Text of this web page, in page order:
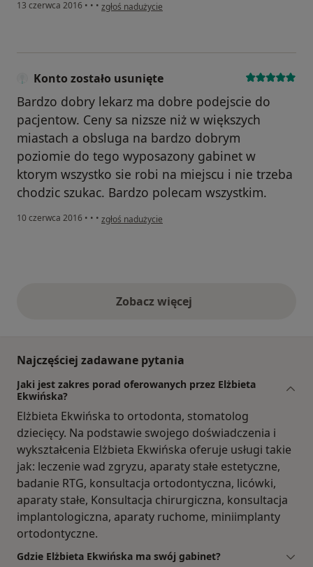
13 czerwca 2016 • • • w opinii użytkownika Konto zostało usunięte
zgłoś nadużycie
Konto zostało usunięte
Bardzo dobry lekarz ma dobre podejscie do
pacjentow. Ceny sa nizsze niż w większych
miastach a obsluga na bardzo dobrym
poziomie do tego wyposazony gabinet w
ktorym wszystko sie robi na miejscu i nie trzeba
chodzic szukac. Bardzo polecam wszystkim.
10 czerwca 2016 • • • w opinii użytkownika Konto zostało usunięte
zgłoś nadużycie
Zobacz więcejopinie powyżej
Najczęściej zadawane pytania
Jaki jest zakres porad oferowanych przez Elżbieta
Ekwińska?
Elżbieta Ekwińska to ortodonta, stomatolog
dziecięcy. Na podstawie swojego doświadczenia i
wykształcenia Elżbieta Ekwińska oferuje usługi takie
jak: leczenie wad zgryzu, aparaty stałe estetyczne,
badanie RTG, konsultacja ortodontyczna, licówki,
aparaty stałe, Konsultacja chirurgiczna, konsultacja
implantologiczna, aparaty ruchome, miniimplanty
ortodontyczne.
Gdzie Elżbieta Ekwińska ma swój gabinet?